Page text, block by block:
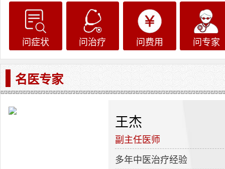
问症状 问治疗 问费用 问专家
名医专家
王杰
副主任医师
多年中医治疗经验